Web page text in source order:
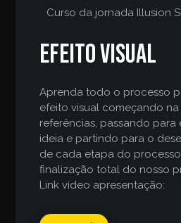
Curso da jornada Illusion
Efeito Visual
Aprenda todo o processo
efeito visual começando
referências, passando
ideia e partindo para o
de cada etapa do
finalização total do nosso
Link video apresentação: